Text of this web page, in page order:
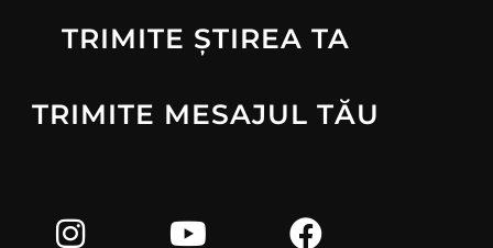
TRIMITE ȘTIREA TA
TRIMITE MESAJUL TĂU